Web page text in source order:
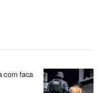
com faca